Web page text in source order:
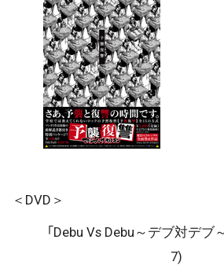
＜DVD＞
「Debu Vs Debu～デブ対デブ
7)